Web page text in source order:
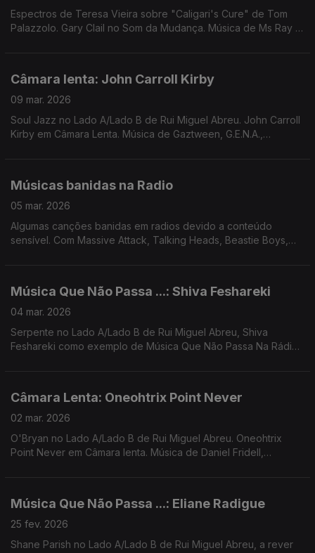
Espectros de Teresa Vieira sobre "Caligari's Cure" de Tom
Palazzolo. Gary Clail no Som da Mudança. Música de Ms Ray &
Câmara lenta: John Carroll Kirby
09 mar. 2026
Soul Jazz no Lado A/Lado B de Rui Miguel Abreu. John Carroll
Kirby em Câmara Lenta. Música de Gaztween, G.E.N.A.,
Músicas banidas na Radio
05 mar. 2026
Algumas canções banidas em radios devido a conteúdo
sensível. Com Massive Attack, Talking Heads, Beastie Boys,
Música Que Não Passa ...: Shiva Feshareki
04 mar. 2026
Serpente no Lado A/Lado B de Rui Miguel Abreu, Shiva
Feshareki como exemplo de Música Que Não Passa Na Rádio.
Câmara Lenta: Oneohtrix Point Never
02 mar. 2026
O'Bryan no Lado A/Lado B de Rui Miguel Abreu. Oneohtrix
Point Never em Câmara lenta. Música de Daniel Fridell,
Música Que Não Passa ...: Eliane Radigue
25 fev. 2026
Shane Parish no Lado A/Lado B de Rui Miguel Abreu, a rever